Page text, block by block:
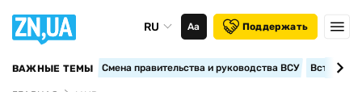
RU Аа Поддержать
ВАЖНЫЕ ТЕМЫ Смена правительства и руководства ВСУ